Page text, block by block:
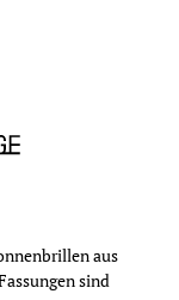
aus
sind